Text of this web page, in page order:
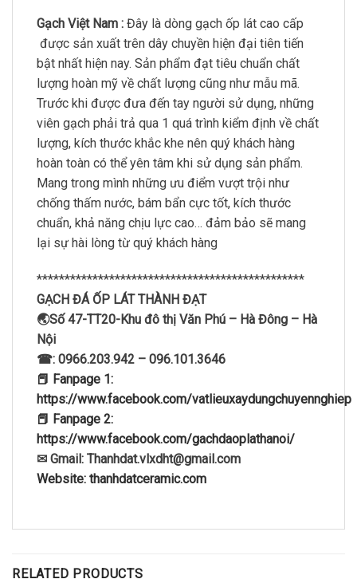
Gạch Việt Nam : Đây là dòng gạch ốp lát cao cấp
được sản xuất trên dây chuyền hiện đại tiên tiến
bật nhất hiện nay. Sản phẩm đạt tiêu chuẩn chất
lượng hoàn mỹ về chất lượng cũng như mẫu mã.
Trước khi được đưa đến tay người sử dụng, những
viên gạch phải trả qua 1 quá trình kiểm định về chất
lượng, kích thước khắc khe nên quý khách hàng
hoàn toàn có thể yên tâm khi sử dụng sản phẩm.
Mang trong mình những ưu điểm vượt trội như
chống thấm nước, bám bẩn cực tốt, kích thước
chuẩn, khả năng chịu lực cao… đảm bảo sẽ mang
lại sự hài lòng từ quý khách hàng
************************************************
GẠCH ĐÁ ỐP LÁT THÀNH ĐẠT
🌏Số 47-TT20-Khu đô thị Văn Phú – Hà Đông – Hà
Nội
☎: 0966.203.942 – 096.101.3646
📕 Fanpage 1:
https://www.facebook.com/vatlieuxaydungchuyennghiep
📕 Fanpage 2:
https://www.facebook.com/gachdaoplathanoi/
✉ Gmail: Thanhdat.vlxdht@gmail.com
Website: thanhdatceramic.com
RELATED PRODUCTS